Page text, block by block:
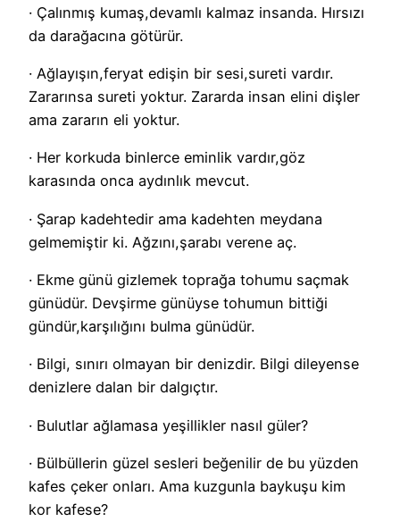
· Çalınmış kumaş,devamlı kalmaz insanda. Hırsızı
da darağacına götürür.
· Ağlayışın,feryat edişin bir sesi,sureti vardır.
Zararınsa sureti yoktur. Zararda insan elini dişler
ama zararın eli yoktur.
· Her korkuda binlerce eminlik vardır,göz
karasında onca aydınlık mevcut.
· Şarap kadehtedir ama kadehten meydana
gelmemiştir ki. Ağzını,şarabı verene aç.
· Ekme günü gizlemek toprağa tohumu saçmak
günüdür. Devşirme günüyse tohumun bittiği
gündür,karşılığını bulma günüdür.
· Bilgi, sınırı olmayan bir denizdir. Bilgi dileyense
denizlere dalan bir dalgıçtır.
· Bulutlar ağlamasa yeşillikler nasıl güler?
· Bülbüllerin güzel sesleri beğenilir de bu yüzden
kafes çeker onları. Ama kuzgunla baykuşu kim
kor kafese?